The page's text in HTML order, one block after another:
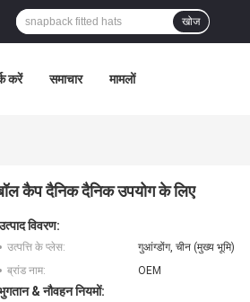
खोज
करें समाचार मामलों
कैप दैनिक दैनिक उपयोग के लिए
विवरण:
उत्पत्ति के प्लेस:
गुआंग्डोंग, चीन (मुख्य भूमि)
ब्रांड नाम:
OEM
& नौवहन नियमों: